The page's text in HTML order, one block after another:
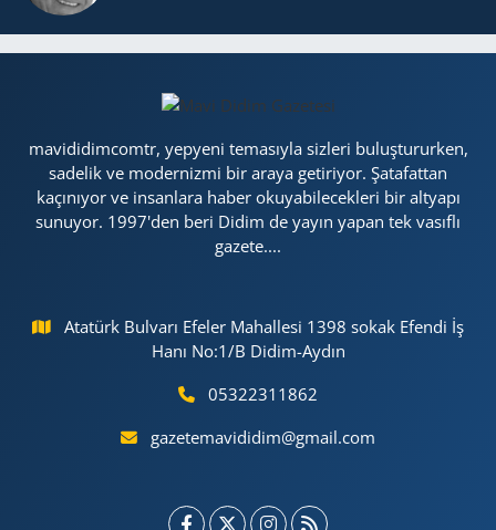
mavididimcomtr, yepyeni temasıyla sizleri buluştururken,
sadelik ve modernizmi bir araya getiriyor. Şatafattan
kaçınıyor ve insanlara haber okuyabilecekleri bir altyapı
sunuyor. 1997'den beri Didim de yayın yapan tek vasıflı
gazete....
Atatürk Bulvarı Efeler Mahallesi 1398 sokak Efendi İş
Hanı No:1/B Didim-Aydın
05322311862
gazetemavididim@gmail.com